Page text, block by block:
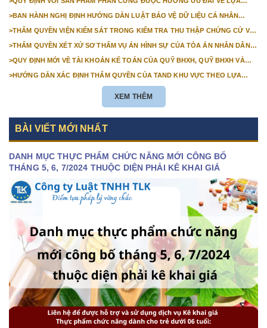
>BAN HÀNH NGHỊ ĐỊNH HƯỚNG DẪN LUẬT BẢO VỆ DỮ LIỆU CÁ NHÂN
>THẨM QUYỀN VIỆN KIỂM SÁT TRONG KIỂM TRA THU THẬP CHỨNG CỨ VỤ
>THẨM QUYỀN XÉT XỬ SƠ THẨM VỤ ÁN HÌNH SỰ CỦA TÒA ÁN NHÂN DÂN
>QUY ĐỊNH MỚI VỀ TÀI KHOẢN KẾ TOÁN CỦA QUỸ BHXH, QUỸ BHXH VÀ
>HƯỚNG DẪN XÁC ĐỊNH THẨM QUYỀN CỦA TAND KHU VỰC THEO LỰA
XEM THÊM
BÀI VIẾT MỚI NHẤT
DANH MỤC THỰC PHẨM CHỨC NĂNG MỚI CÔNG BỐ
THÁNG 5, 6, 7/2024 THUỘC DIỆN PHẢI KÊ KHAI GIÁ